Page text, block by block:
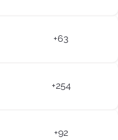
+63
+254
+92